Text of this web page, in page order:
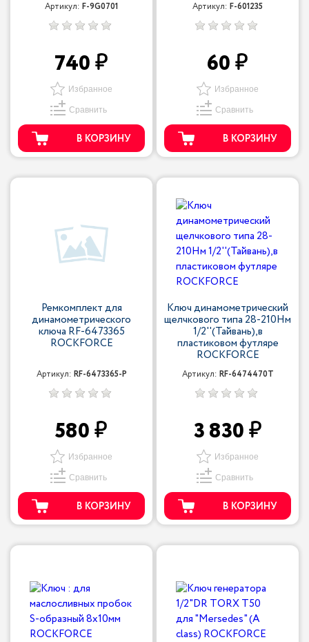
Артикул: F-9G0701
740
Избранное
Сравнить
В КОРЗИНУ
Артикул: F-601235
60
Избранное
Сравнить
В КОРЗИНУ
Ремкомплект для
динамометрического
ключа RF-6473365
ROCKFORCE
Артикул: RF-6473365-P
580
Избранное
Сравнить
В КОРЗИНУ
Ключ динамометрический
щелчкового типа 28-210Нм
1/2''(Тайвань),в
пластиковом футляре
ROCKFORCE
Артикул: RF-6474470T
3 830
Избранное
Сравнить
В КОРЗИНУ